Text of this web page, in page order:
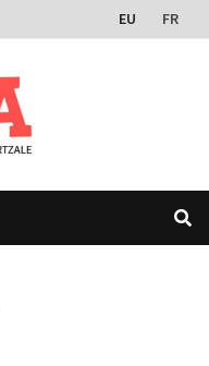
EU FR